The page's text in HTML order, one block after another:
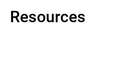
Resources